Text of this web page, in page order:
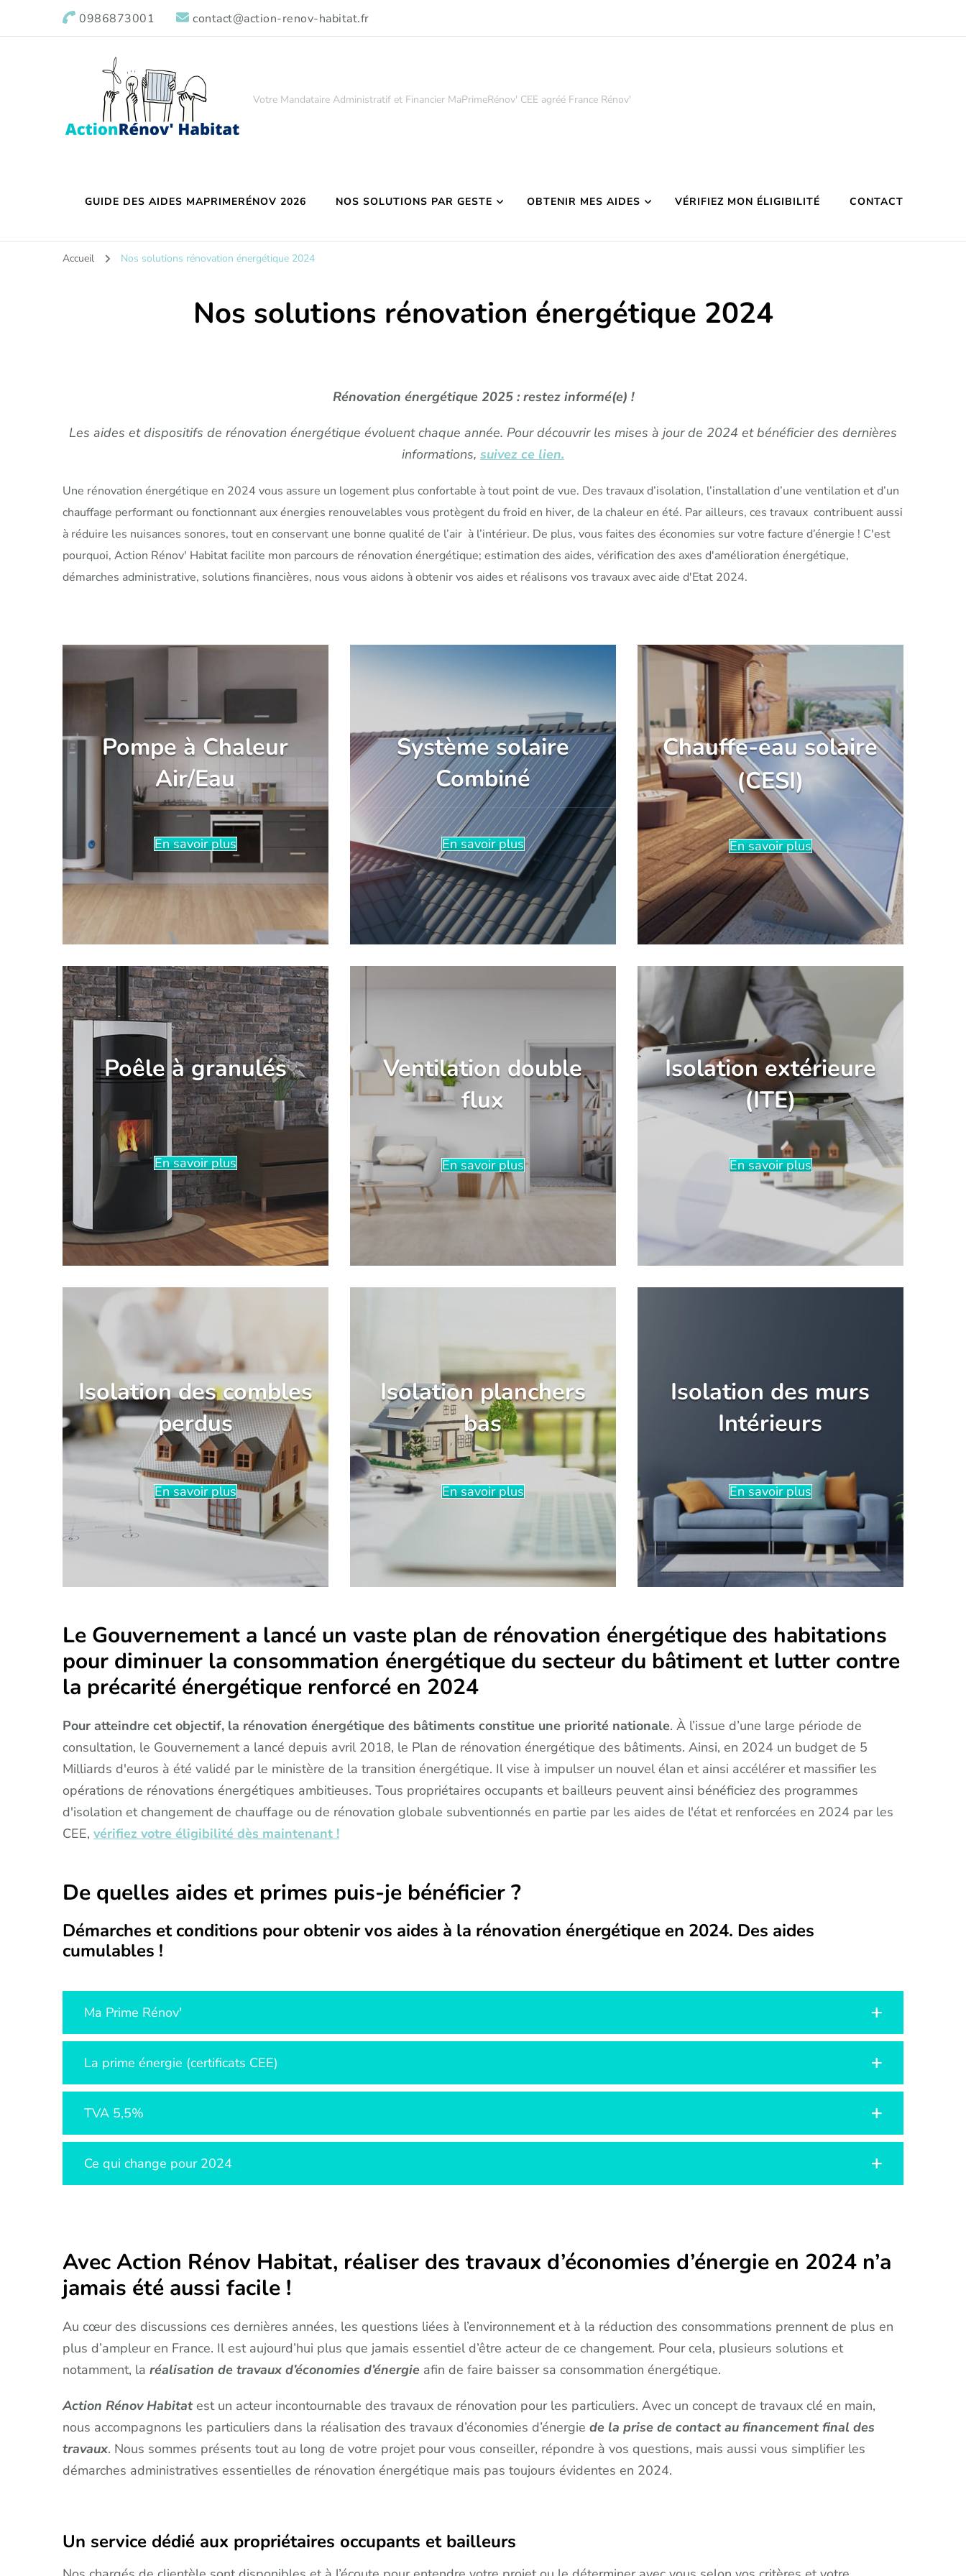
0986873001 contact@action-renov-habitat.fr
Votre Mandataire Administratif et Financier MaPrimeRénov' CEE agréé France Rénov'
GUIDE DES AIDES MAPRIMERÉNOV 2026 NOS SOLUTIONS PAR GESTE OBTENIR MES AIDES VÉRIFIEZ MON ÉLIGIBILITÉ CONTACT
Accueil Nos solutions rénovation énergétique 2024
Nos solutions rénovation énergétique 2024
Rénovation énergétique 2025 : restez informé(e) !
Les aides et dispositifs de rénovation énergétique évoluent chaque année. Pour découvrir les mises à jour de 2024 et bénéficier des dernières
informations, suivez ce lien.
Une rénovation énergétique en 2024 vous assure un logement plus confortable à tout point de vue. Des travaux d’isolation, l’installation d’une ventilation et d’un
chauffage performant ou fonctionnant aux énergies renouvelables vous protègent du froid en hiver, de la chaleur en été. Par ailleurs, ces travaux contribuent aussi
à réduire les nuisances sonores, tout en conservant une bonne qualité de l’air à l’intérieur. De plus, vous faites des économies sur votre facture d’énergie ! C'est
pourquoi, Action Rénov' Habitat facilite mon parcours de rénovation énergétique; estimation des aides, vérification des axes d'amélioration énergétique,
démarches administrative, solutions financières, nous vous aidons à obtenir vos aides et réalisons vos travaux avec aide d'Etat 2024.
Pompe à Chaleur
Air/Eau
En savoir plus
Système solaire
Combiné
En savoir plus
Chauffe-eau solaire
(CESI)
En savoir plus
Poêle à granulés
En savoir plus
Ventilation double
flux
En savoir plus
Isolation extérieure
(ITE)
En savoir plus
Isolation des combles
perdus
En savoir plus
Isolation planchers
bas
En savoir plus
Isolation des murs
Intérieurs
En savoir plus
Le Gouvernement a lancé un vaste plan de rénovation énergétique des habitations
pour diminuer la consommation énergétique du secteur du bâtiment et lutter contre
la précarité énergétique renforcé en 2024
Pour atteindre cet objectif, la rénovation énergétique des bâtiments constitue une priorité nationale. À l’issue d’une large période de
consultation, le Gouvernement a lancé depuis avril 2018, le Plan de rénovation énergétique des bâtiments. Ainsi, en 2024 un budget de 5
Milliards d'euros à été validé par le ministère de la transition énergétique. Il vise à impulser un nouvel élan et ainsi accélérer et massifier les
opérations de rénovations énergétiques ambitieuses. Tous propriétaires occupants et bailleurs peuvent ainsi bénéficiez des programmes
d'isolation et changement de chauffage ou de rénovation globale subventionnés en partie par les aides de l'état et renforcées en 2024 par les
CEE, vérifiez votre éligibilité dès maintenant !
De quelles aides et primes puis-je bénéficier ?
Démarches et conditions pour obtenir vos aides à la rénovation énergétique en 2024. Des aides
cumulables !
Ma Prime Rénov'
La prime énergie (certificats CEE)
TVA 5,5%
Ce qui change pour 2024
Avec Action Rénov Habitat, réaliser des travaux d’économies d’énergie en 2024 n’a
jamais été aussi facile !
Au cœur des discussions ces dernières années, les questions liées à l’environnement et à la réduction des consommations prennent de plus en
plus d’ampleur en France. Il est aujourd’hui plus que jamais essentiel d’être acteur de ce changement. Pour cela, plusieurs solutions et
notamment, la réalisation de travaux d’économies d’énergie afin de faire baisser sa consommation énergétique.
Action Rénov Habitatest un acteur incontournable des travaux de rénovation pour les particuliers. Avec un concept de travaux clé en main,
nous accompagnons les particuliers dans la réalisation des travaux d’économies d’énergie de la prise de contact au financement final des
travaux. Nous sommes présents tout au long de votre projet pour vous conseiller, répondre à vos questions, mais aussi vous simplifier les
démarches administratives essentielles de rénovation énergétique mais pas toujours évidentes en 2024.
Un service dédié aux propriétaires occupants et bailleurs